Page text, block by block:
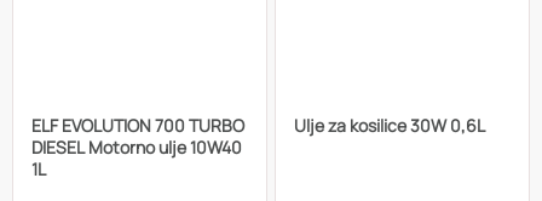
ELF EVOLUTION 700 TURBO
DIESEL Motorno ulje 10W40
1L
Ulje za kosilice 30W 0,6L